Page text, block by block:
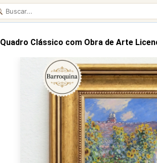
Quadro Clássico com Obra de Arte